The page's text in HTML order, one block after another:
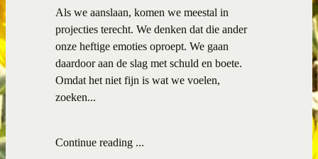
Als we aanslaan, komen we meestal in
projecties terecht. We denken dat die ander
onze heftige emoties oproept. We gaan
daardoor aan de slag met schuld en boete.
Omdat het niet fijn is wat we voelen,
zoeken...
Continue reading ...